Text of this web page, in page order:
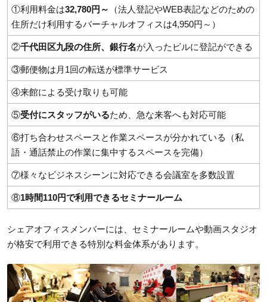
①利用料金は32,780円～
（法人登記やWEB表記などのための
住所だけ利用するバーチャルオフィスは4,950円～）
②千代田区九段の住所、銀行名が入ったビルに登記ができる
③郵便物は月1回の転送が標準サービス
④来館による受け取りも可能
⑤受付にスタッフがいるため、急な来客へも対応可能
⑥打ち合わせスペースと作業スペースが分かれている（私
語・通話禁止の作業に集中するスペースを完備）
⑦様々なビジネスシーンに対応できる会議室を多数設置
⑧1時間110円で利用できるセミナールーム
シェアオフィスメンバーには、セミナールームや動画スタジオ
が格安で利用できる特別な料金体系があります。